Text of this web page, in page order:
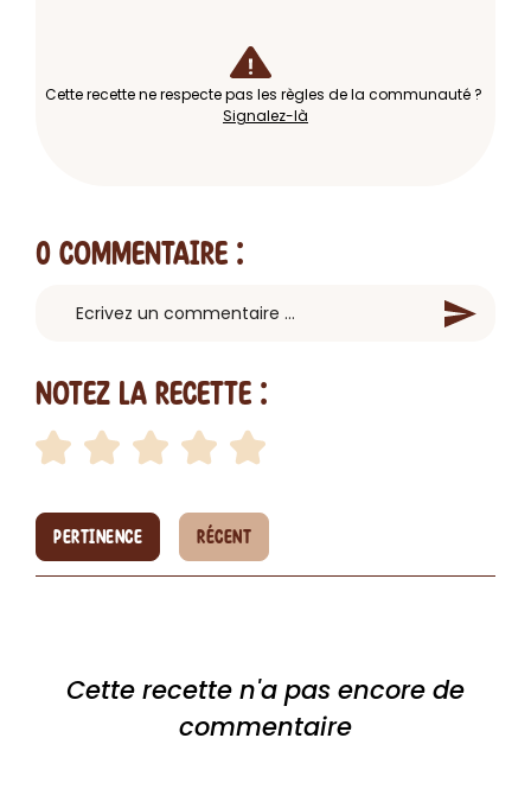
Cette recette ne respecte pas les règles de la communauté ?
Signalez-là
0 Commentaire :
Notez la recette :
PERTINENCE RÉCENT
Cette recette n'a pas encore de
commentaire